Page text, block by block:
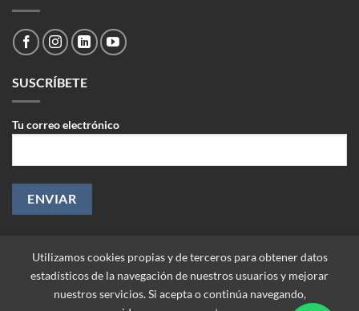
SUSCRÍBETE
Tu correo electrónico
Utilizamos cookies propias y de terceros para obtener datos
estadísticos de la navegación de nuestros usuarios y mejorar
nuestros servicios. Si acepta o continúa navegando,